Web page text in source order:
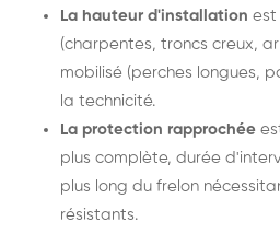
La hauteur d'installation est
(charpentes, troncs creux,
mobilisé (perches longues,
la technicité.
La protection rapprochée
plus complète, durée
plus long du frelon
résistants.